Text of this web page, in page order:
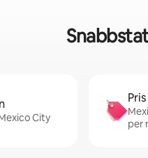
City
per